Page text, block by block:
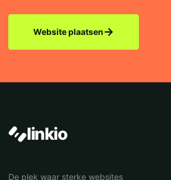
Website plaatsen→
linkio
De plek waar sterke websites